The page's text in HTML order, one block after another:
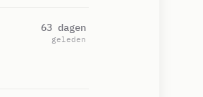
63 dagen
geleden